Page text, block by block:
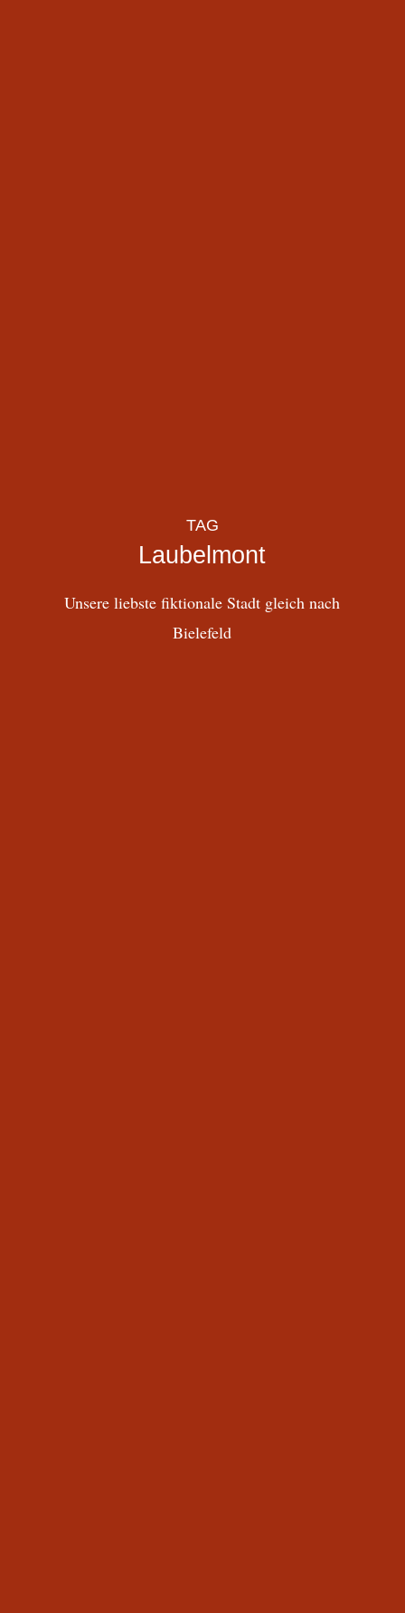
TAG
Laubelmont
Unsere liebste fiktionale Stadt gleich nach
Bielefeld